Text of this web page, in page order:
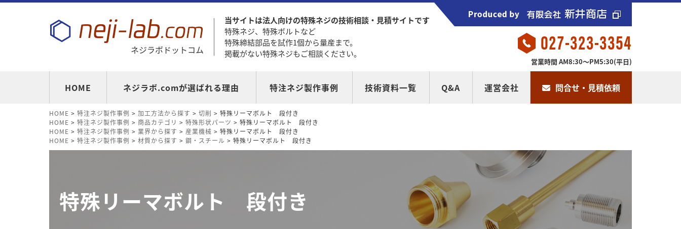
ネジラボドットコム
当サイトは法人向けの特殊ネジの技術相談・見積サイトです
特殊ネジ、特殊ボルトなど
特殊締結部品を試作1個から量産まで。
掲載がない特殊ネジもご相談ください。
027-323-3354
営業時間 AM8:30～PM5:30(平日)
HOME ネジラボ.comが選ばれる理由 特注ネジ製作事例 技術資料一覧 Q&A 運営会社 問合せ・見積依頼
HOME > 特注ネジ製作事例 > 加工方法から探す > 切削 > 特殊リーマボルト 段付き
HOME > 特注ネジ製作事例 > 商品カテゴリ > 特殊形状パーツ > 特殊リーマボルト 段付き
HOME > 特注ネジ製作事例 > 業界から探す > 産業機械 > 特殊リーマボルト 段付き
HOME > 特注ネジ製作事例 > 材質から探す > 鋼・スチール > 特殊リーマボルト 段付き
特殊リーマボルト 段付き